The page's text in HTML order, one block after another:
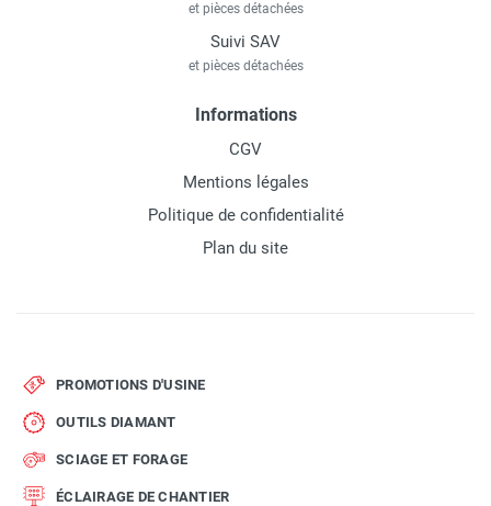
et pièces détachées
Suivi SAV
et pièces détachées
Informations
CGV
Mentions légales
Politique de confidentialité
Plan du site
PROMOTIONS D'USINE
OUTILS DIAMANT
SCIAGE ET FORAGE
ÉCLAIRAGE DE CHANTIER